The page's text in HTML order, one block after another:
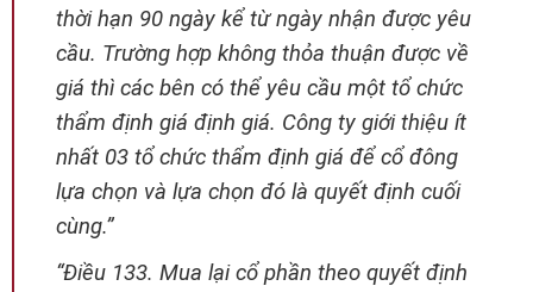
thời hạn 90 ngày kể từ ngày nhận được yêu
cầu. Trường hợp không thỏa thuận được về
giá thì các bên có thể yêu cầu một tổ chức
thẩm định giá định giá. Công ty giới thiệu ít
nhất 03 tổ chức thẩm định giá để cổ đông
lựa chọn và lựa chọn đó là quyết định cuối
cùng.”
“Điều 133. Mua lại cổ phần theo quyết định